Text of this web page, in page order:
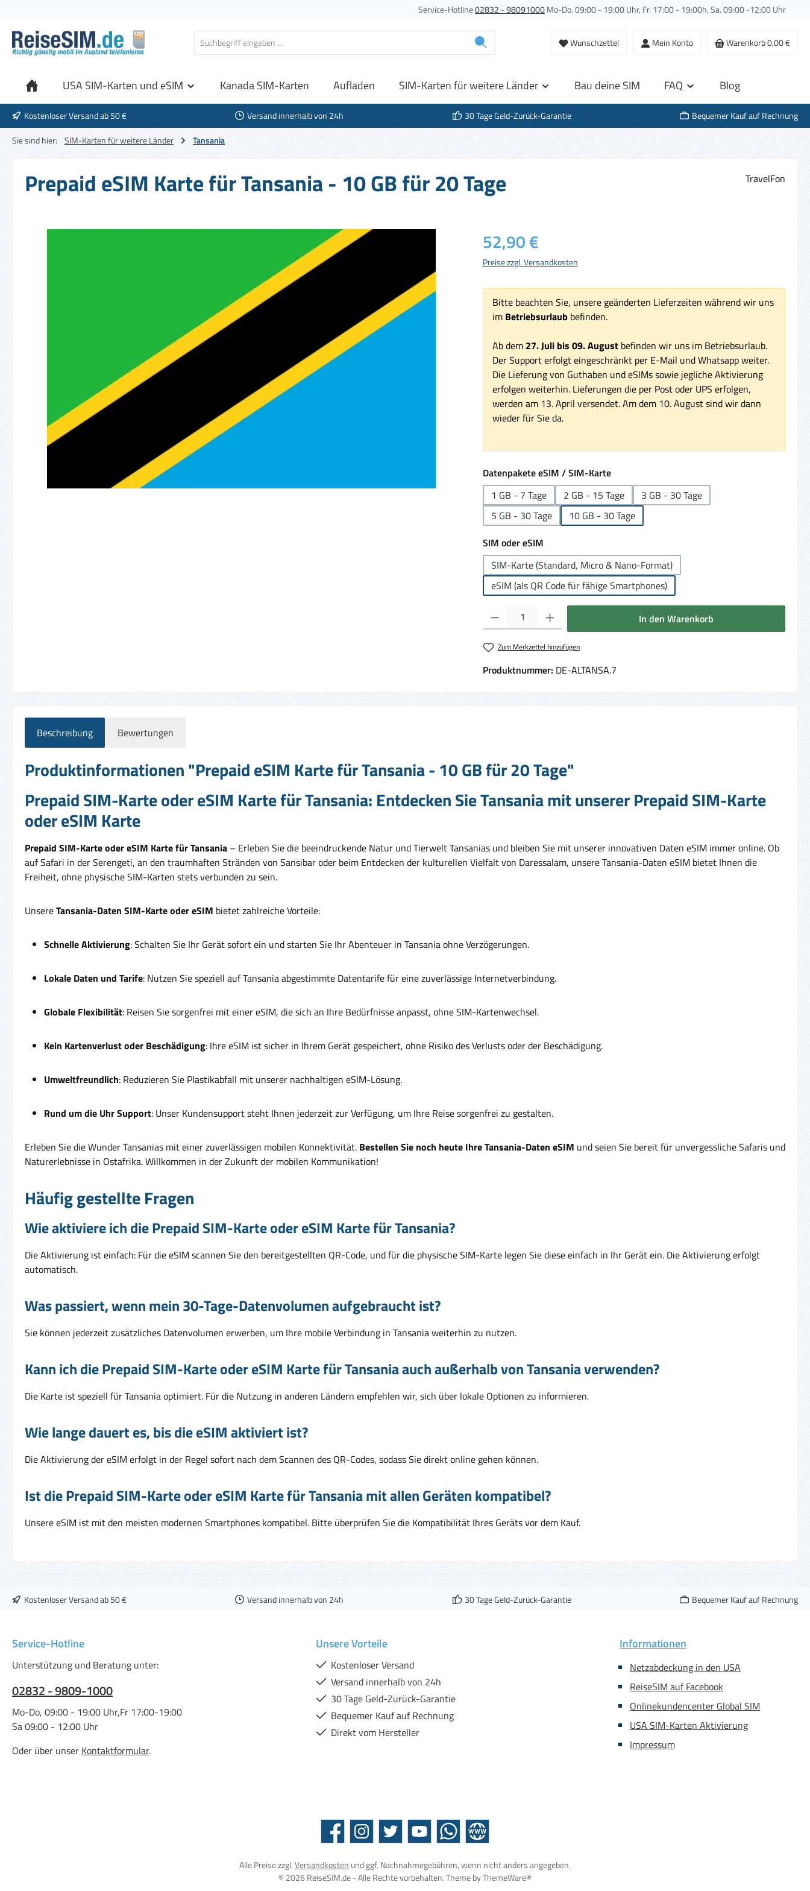
Service-Hotline02832 - 98091000Mo-Do. 09:00 - 19:00 Uhr, Fr. 17:00 - 19:00h, Sa. 09:00 -12:00 Uhr
Wunschzettel Mein Konto Warenkorb0,00 €
USA SIM-Karten und eSIM Kanada SIM-Karten Aufladen SIM-Karten für weitere Länder Bau deine SIM FAQ Blog
Kostenloser Versand ab 50 € Versand innerhalb von 24h 30 Tage Geld-Zurück-Garantie
Bequemer Kauf auf Rechnung
Sie sind hier:
SIM-Karten für weitere Länder Tansania
Prepaid eSIM Karte für Tansania - 10 GB für 20 Tage TravelFon
Regulärer Preis:
52,90 €
Preise zzgl. Versandkosten
Bitte beachten Sie, unsere geänderten Lieferzeiten während wir uns
im Betriebsurlaub befinden.
Ab dem 27. Juli bis 09. Augustbefinden wir uns im Betriebsurlaub.
Der Support erfolgt eingeschränkt per E-Mail und Whatsapp weiter.
Die Lieferung von Guthaben und eSIMs sowie jegliche Aktivierung
erfolgen weiterhin. Lieferungen die per Post oder UPS erfolgen,
werden am 13. April versendet. Am dem 10. August sind wir dann
wieder für Sie da.
Datenpakete eSIM / SIM-Karteauswählen
1 GB - 7 Tage
2 GB - 15 Tage
3 GB - 30 Tage
5 GB - 30 Tage
10 GB - 30 Tage
SIM oder eSIMauswählen
SIM-Karte (Standard, Micro & Nano-Format)
eSIM (als QR Code für fähige Smartphones)
Produkt Anzahl: Gib den gewünschten Wert ein oder benutze die Schaltflächen um die
In den Warenkorb
Zum Merkzettel hinzufügen
Produktnummer: DE-ALTANSA.7
Beschreibung Bewertungen
Produktinformationen "Prepaid eSIM Karte für Tansania - 10 GB für 20 Tage"
Prepaid SIM-Karte oder eSIM Karte für Tansania: Entdecken Sie Tansania mit unserer Prepaid SIM-Karte
oder eSIM Karte
Prepaid SIM-Karte oder eSIM Karte für Tansania – Erleben Sie die beeindruckende Natur und Tierwelt Tansanias und bleiben Sie mit unserer innovativen Daten eSIM immer online. Ob
auf Safari in der Serengeti, an den traumhaften Stränden von Sansibar oder beim Entdecken der kulturellen Vielfalt von Daressalam, unsere Tansania-Daten eSIM bietet Ihnen die
Freiheit, ohne physische SIM-Karten stets verbunden zu sein.
UnsereTansania-Daten SIM-Karte oder eSIM bietet zahlreiche Vorteile:
Schnelle Aktivierung: Schalten Sie Ihr Gerät sofort ein und starten Sie Ihr Abenteuer in Tansania ohne Verzögerungen.
Lokale Daten und Tarife: Nutzen Sie speziell auf Tansania abgestimmte Datentarife für eine zuverlässige Internetverbindung.
Globale Flexibilität: Reisen Sie sorgenfrei mit einer eSIM, die sich an Ihre Bedürfnisse anpasst, ohne SIM-Kartenwechsel.
Kein Kartenverlust oder Beschädigung: Ihre eSIM ist sicher in Ihrem Gerät gespeichert, ohne Risiko des Verlusts oder der Beschädigung.
Umweltfreundlich: Reduzieren Sie Plastikabfall mit unserer nachhaltigen eSIM-Lösung.
Rund um die Uhr Support: Unser Kundensupport steht Ihnen jederzeit zur Verfügung, um Ihre Reise sorgenfrei zu gestalten.
Erleben Sie die Wunder Tansanias mit einer zuverlässigen mobilen Konnektivität. Bestellen Sie noch heute Ihre Tansania-Daten eSIM und seien Sie bereit für unvergessliche Safaris und
Naturerlebnisse in Ostafrika. Willkommen in der Zukunft der mobilen Kommunikation!
Häufig gestellte Fragen
Wie aktiviere ich die Prepaid SIM-Karte oder eSIM Karte für Tansania?
Die Aktivierung ist einfach: Für die eSIM scannen Sie den bereitgestellten QR-Code, und für die physische SIM-Karte legen Sie diese einfach in Ihr Gerät ein. Die Aktivierung erfolgt
automatisch.
Was passiert, wenn mein 30-Tage-Datenvolumen aufgebraucht ist?
Sie können jederzeit zusätzliches Datenvolumen erwerben, um Ihre mobile Verbindung in Tansania weiterhin zu nutzen.
Kann ich die Prepaid SIM-Karte oder eSIM Karte für Tansania auch außerhalb von Tansania verwenden?
Die Karte ist speziell für Tansania optimiert. Für die Nutzung in anderen Ländern empfehlen wir, sich über lokale Optionen zu informieren.
Wie lange dauert es, bis die eSIM aktiviert ist?
Die Aktivierung der eSIM erfolgt in der Regel sofort nach dem Scannen des QR-Codes, sodass Sie direkt online gehen können.
Ist die Prepaid SIM-Karte oder eSIM Karte für Tansania mit allen Geräten kompatibel?
Unsere eSIM ist mit den meisten modernen Smartphones kompatibel. Bitte überprüfen Sie die Kompatibilität Ihres Geräts vor dem Kauf.
Kostenloser Versand ab 50 € Versand innerhalb von 24h 30 Tage Geld-Zurück-Garantie Bequemer Kauf auf Rechnung
Service-Hotline
Unterstützung und Beratung unter:
02832 - 9809-1000
Mo-Do, 09:00 - 19:00 Uhr,Fr 17:00-19:00
Sa 09:00 - 12:00 Uhr
Oder über unser Kontaktformular.
Unsere Vorteile
Kostenloser Versand
Versand innerhalb von 24h
30 Tage Geld-Zurück-Garantie
Bequemer Kauf auf Rechnung
Direkt vom Hersteller
Informationen
Netzabdeckung in den USA
ReiseSIM auf Facebook
Onlinekundencenter Global SIM
USA SIM-Karten Aktivierung
Impressum
Facebook Instagram Twitter YouTube WhatsAppWebsite
Alle Preise zzgl.Versandkosten und ggf. Nachnahmegebühren, wenn nicht anders angegeben.
© 2026 ReiseSIM.de - Alle Rechte vorbehalten. Theme byThemeWare®